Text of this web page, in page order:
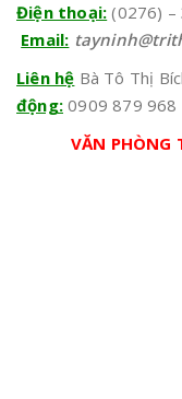
Điện thoại: (0276) –
Email:
Liên hệ Bà Tô Thị
động: 0909 879 968
VĂN PHÒNG